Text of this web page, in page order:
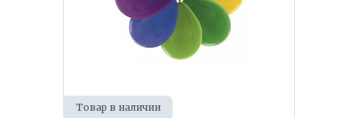
Товар в наличии